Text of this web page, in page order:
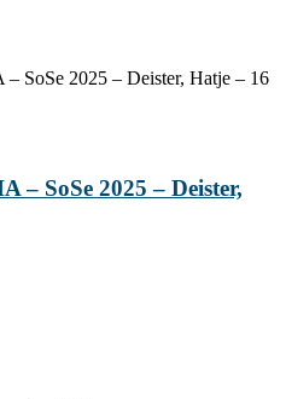
SoSe 2025 – Deister, Hatje – 16
– SoSe 2025 – Deister,